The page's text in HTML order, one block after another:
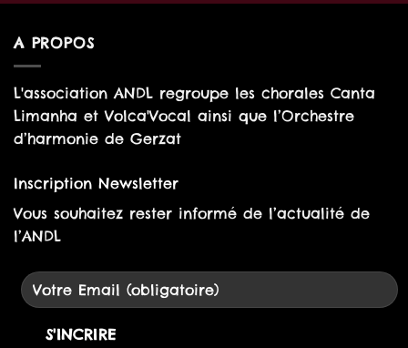
A PROPOS
L'association ANDL regroupe les chorales Canta
Limanha et Volca'Vocal ainsi que l’Orchestre
d’harmonie de Gerzat
Inscription Newsletter
Vous souhaitez rester informé de l’actualité de
l’ANDL